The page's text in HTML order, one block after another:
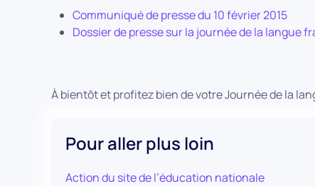
Communiqué de presse du 10 février 2015
Dossier de presse sur la journée de la langue
À bientôt et profitez bien de votre Journée de la
Pour aller plus loin
Action du site de l’éducation nationale